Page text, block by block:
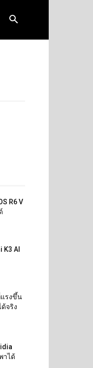
R6 V
AI
แรงขึ้น
จริง
าได้